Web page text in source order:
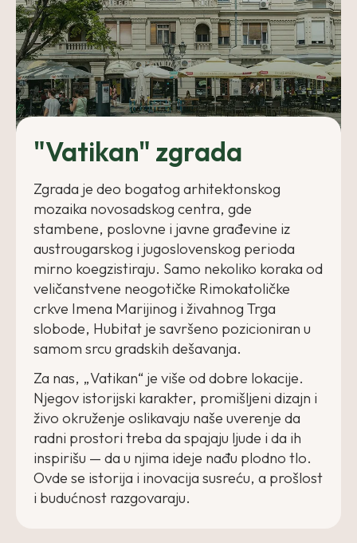
"Vatikan" zgrada
Zgrada je deo bogatog arhitektonskog
mozaika novosadskog centra, gde
stambene, poslovne i javne građevine iz
austrougarskog i jugoslovenskog perioda
mirno koegzistiraju. Samo nekoliko koraka od
veličanstvene neogotičke Rimokatoličke
crkve Imena Marijinog i živahnog Trga
slobode, Hubitat je savršeno pozicioniran u
samom srcu gradskih dešavanja.
Za nas, „Vatikan“ je više od dobre lokacije.
Njegov istorijski karakter, promišljeni dizajn i
živo okruženje oslikavaju naše uverenje da
radni prostori treba da spajaju ljude i da ih
inspirišu — da u njima ideje nađu plodno tlo.
Ovde se istorija i inovacija susreću, a prošlost
i budućnost razgovaraju.